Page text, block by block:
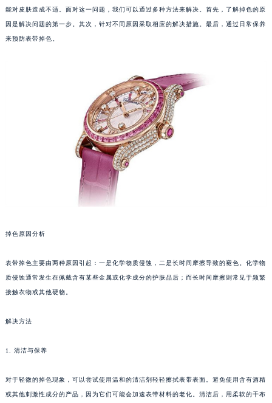
能对皮肤造成不适。面对这一问题，我们可以通过多种方法来解决。首先，了解掉色的原
因是解决问题的第一步。其次，针对不同原因采取相应的解决措施。最后，通过日常保养
来预防表带掉色。
掉色原因分析
表带掉色主要由两种原因引起：一是化学物质侵蚀，二是长时间摩擦导致的褪色。化学物
质侵蚀通常发生在佩戴含有某些金属或化学成分的护肤品后；而长时间摩擦则常见于频繁
接触衣物或其他硬物。
解决方法
1. 清洁与保养
对于轻微的掉色现象，可以尝试使用温和的清洁剂轻轻擦拭表带表面。避免使用含有酒精
或其他刺激性成分的产品，因为它们可能会加速表带材料的老化。清洁后，用柔软的干布